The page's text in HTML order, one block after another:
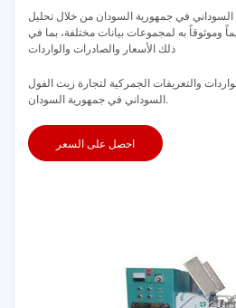
في جمهورية السودان من خلال تحليل
وموثوقاً به لمجموعات بيانات مختلفة، بما في
ذلك الأسعار والصادرات والواردات
والتعريفات الجمركية لتجارة زيت الفول
السوداني في جمهورية السودان.
احصل على السعر